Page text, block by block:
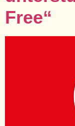
Free“